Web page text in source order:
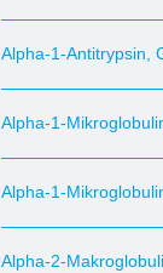
Alpha-1-Antitrypsin,
Alpha-1-
Alpha-1-
Alpha-2-